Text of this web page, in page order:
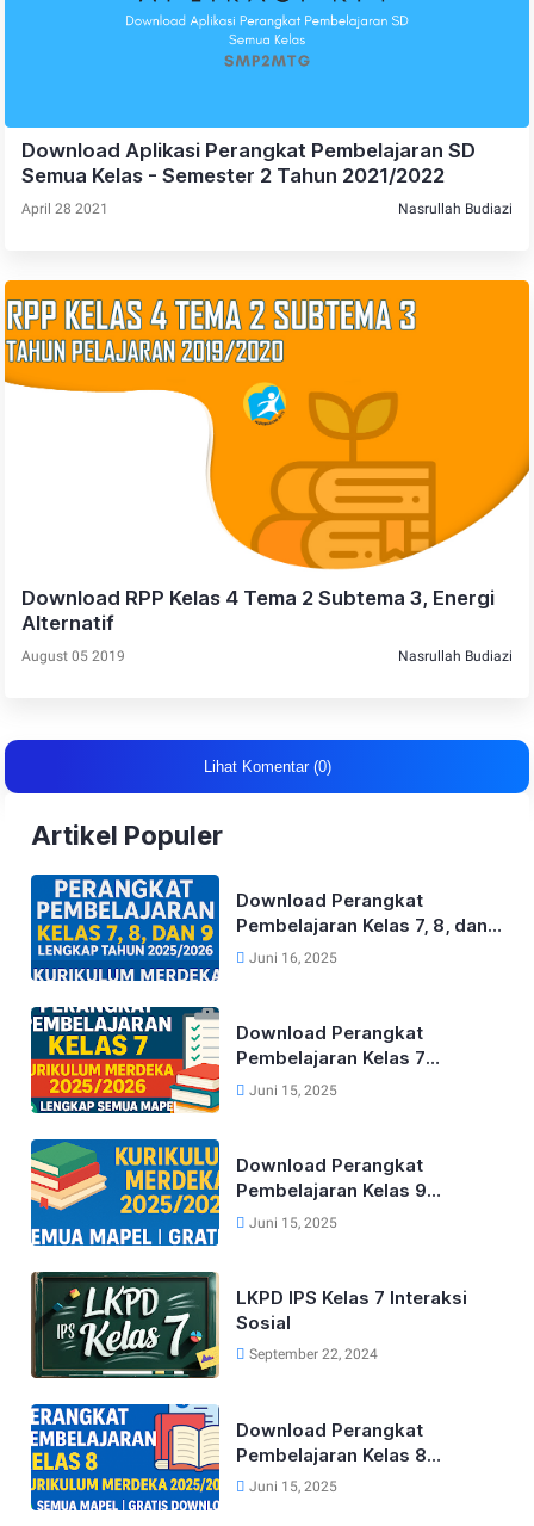
Download Aplikasi Perangkat Pembelajaran SD
Semua Kelas - Semester 2 Tahun 2021/2022
April 28 2021 Nasrullah Budiazi
Download RPP Kelas 4 Tema 2 Subtema 3, Energi
Alternatif
August 05 2019 Nasrullah Budiazi
Lihat Komentar (0)
Artikel Populer
Download Perangkat
Pembelajaran Kelas 7, 8, dan
9 Lengkap Tahun 2025/2026
Juni 16, 2025
Download Perangkat
Pembelajaran Kelas 7
Kurikulum Merdeka Lengkap
Juni 15, 2025
Download Perangkat
Pembelajaran Kelas 9
Kurikulum Merdeka Lengkap
Juni 15, 2025
LKPD IPS Kelas 7 Interaksi
Sosial
September 22, 2024
Download Perangkat
Pembelajaran Kelas 8
Kurikulum Merdeka Lengkap
Juni 15, 2025